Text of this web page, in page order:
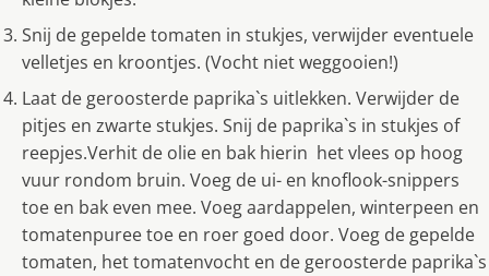
Snij de gepelde tomaten in stukjes, verwijder eventuele
velletjes en kroontjes. (Vocht niet weggooien!)
Laat de geroosterde paprika`s uitlekken. Verwijder de
pitjes en zwarte stukjes. Snij de paprika`s in stukjes of
reepjes.Verhit de olie en bak hierin het vlees op hoog
vuur rondom bruin. Voeg de ui- en knoflook-snippers
toe en bak even mee. Voeg aardappelen, winterpeen en
tomatenpuree toe en roer goed door. Voeg de gepelde
tomaten, het tomatenvocht en de geroosterde paprika`s